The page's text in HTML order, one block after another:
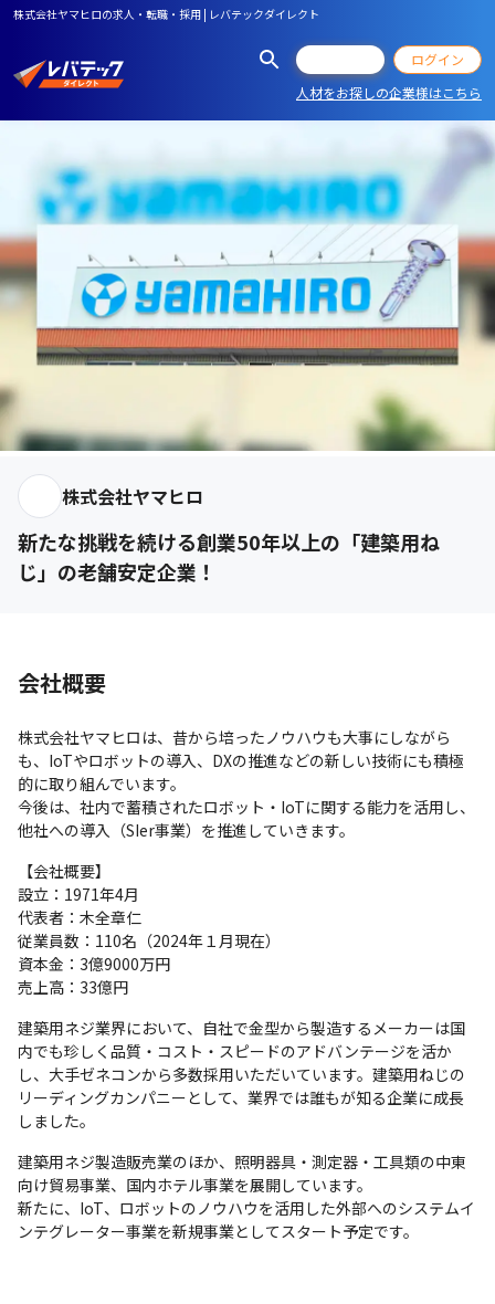
株式会社ヤマヒロの求人・転職・採用 | レバテックダイレクト
ログイン
人材をお探しの企業様はこちら
株式会社ヤマヒロ
新たな挑戦を続ける創業50年以上の「建築用ね
じ」の老舗安定企業！
会社概要
株式会社ヤマヒロは、昔から培ったノウハウも大事にしながら
も、IoTやロボットの導入、DXの推進などの新しい技術にも積極
的に取り組んでいます。
今後は、社内で蓄積されたロボット・IoTに関する能力を活用し、
他社への導入（SIer事業）を推進していきます。
【会社概要】
設立：1971年4月
代表者：木全章仁
従業員数：110名（2024年１月現在）
資本金：3億9000万円
売上高：33億円
建築用ネジ業界において、自社で金型から製造するメーカーは国
内でも珍しく品質・コスト・スピードのアドバンテージを活か
し、大手ゼネコンから多数採用いただいています。建築用ねじの
リーディングカンパニーとして、業界では誰もが知る企業に成長
しました。
建築用ネジ製造販売業のほか、照明器具・測定器・工具類の中東
向け貿易事業、国内ホテル事業を展開しています。
新たに、IoT、ロボットのノウハウを活用した外部へのシステムイ
ンテグレーター事業を新規事業としてスタート予定です。